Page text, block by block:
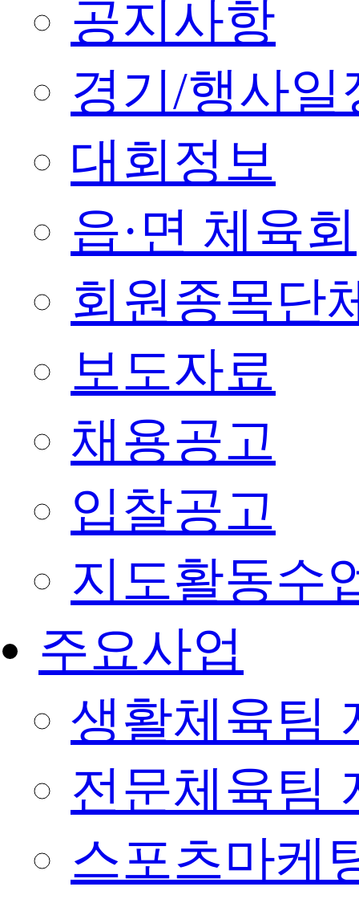
공지사항
경기/행사일
대회정보
읍·면 체육회
회원종목단
보도자료
채용공고
입찰공고
지도활동수
주요사업
생활체육팀
전문체육팀
스포츠마케